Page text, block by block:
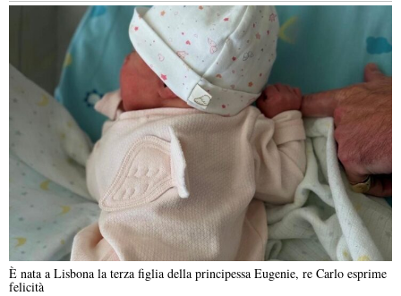
È nata a Lisbona la terza figlia della principessa Eugenie, re Carlo esprime
felicità